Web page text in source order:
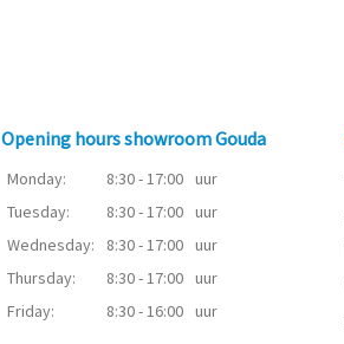
Opening hours showroom Gouda
Monday: 8:30 - 17:00 uur
Tuesday:
8:30 - 17:00 uur
Wednesday:
8:30 - 17:00 uur
Thursday:
8:30 - 17:00 uur
Friday:
8:30 - 16:00 uur